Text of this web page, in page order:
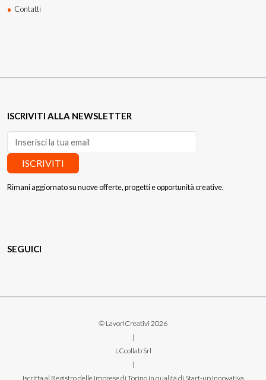
Contatti
ISCRIVITI ALLA NEWSLETTER
ISCRIVITI
Rimani aggiornato su nuove offerte, progetti e opportunità creative.
SEGUICI
© LavoriCreativi 2026
|
LCcollab Srl
|
Iscritta al Registro delle Imprese di Torino in qualità di Start-up Innovativa